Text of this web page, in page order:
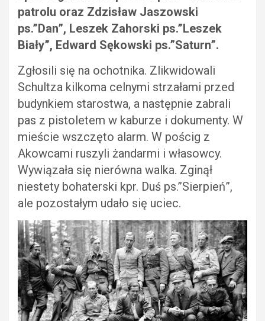
patrolu oraz Zdzisław Jaszowski
ps.”Dan”, Leszek Zahorski ps.”Leszek
Biały”, Edward Sękowski ps.”Saturn”.
Zgłosili się na ochotnika. Zlikwidowali
Schultza kilkoma celnymi strzałami przed
budynkiem starostwa, a następnie zabrali
pas z pistoletem w kaburze i dokumenty. W
mieście wszczęto alarm. W pościg z
Akowcami ruszyli żandarmi i własowcy.
Wywiązała się nierówna walka. Zginął
niestety bohaterski kpr. Duś ps.”Sierpień”,
ale pozostałym udało się uciec.